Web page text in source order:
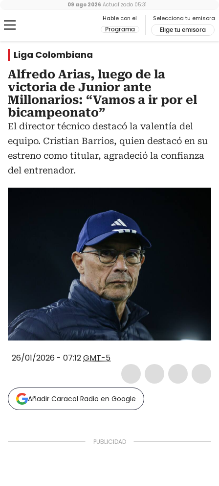
Hable con el
Programa
Selecciona tu emisora
Elige tu emisora
09 ago 2026 Actualizado 05:31
Liga Colombiana
Alfredo Arias, luego de la
victoria de Junior ante
Millonarios: “Vamos a ir por el
bicampeonato”
El director técnico destacó la valentía del
equipo. Cristian Barrios, quien destacó en su
estreno como titular, agradeció la confianza
del entrenador.
26/01/2026 - 07:12GMT-5
Añadir Caracol Radio en Google